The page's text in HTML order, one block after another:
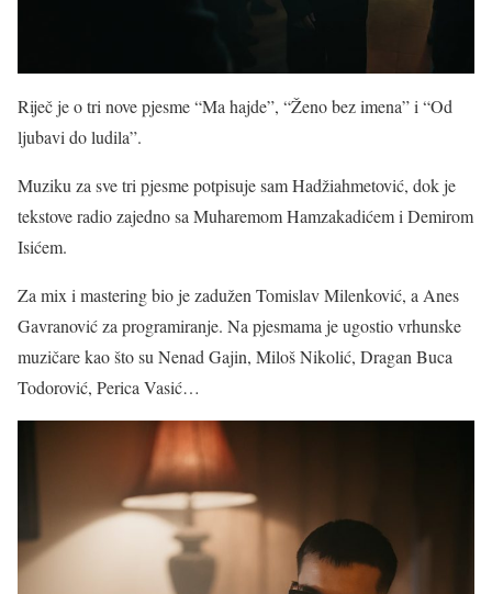
Riječ je o tri nove pjesme “Ma hajde”, “Ženo bez imena” i “Od
ljubavi do ludila”.
Muziku za sve tri pjesme potpisuje sam Hadžiahmetović, dok je
tekstove radio zajedno sa Muharemom Hamzakadićem i Demirom
Isićem.
Za mix i mastering bio je zadužen Tomislav Milenković, a Anes
Gavranović za programiranje. Na pjesmama je ugostio vrhunske
muzičare kao što su Nenad Gajin, Miloš Nikolić, Dragan Buca
Todorović, Perica Vasić…